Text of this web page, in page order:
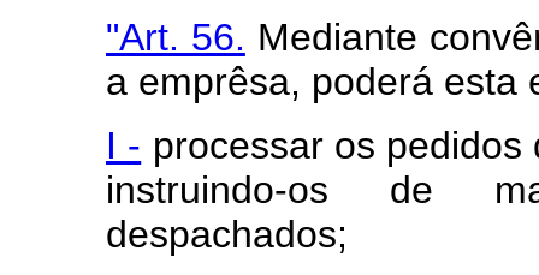
"Art. 56. Mediante
a emprêsa, poderá esta
I - processar os
instruindo-os de
despachados;